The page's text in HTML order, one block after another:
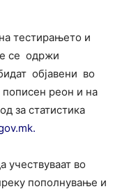
тестирањето и
се одржи
објавени во
реон и на
за статистика
учествуваат во
пополнување и